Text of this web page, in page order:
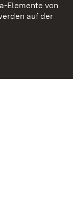
Elemente von
auf der